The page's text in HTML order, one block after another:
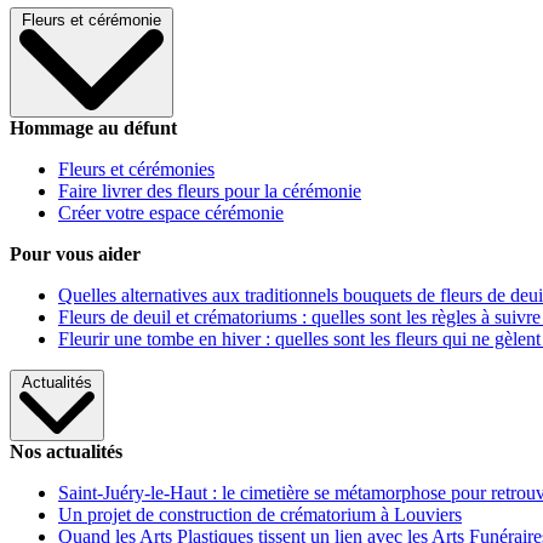
Fleurs et cérémonie
Hommage au défunt
Fleurs et cérémonies
Faire livrer des fleurs pour la cérémonie
Créer votre espace cérémonie
Pour vous aider
Quelles alternatives aux traditionnels bouquets de fleurs de
Fleurs de deuil et crématoriums : quelles sont les règles à
Fleurir une tombe en hiver : quelles sont les fleurs qui ne gèlent
Actualités
Nos actualités
Saint-Juéry-le-Haut : le cimetière se métamorphose pour
Un projet de construction de crématorium à Louviers
Quand les Arts Plastiques tissent un lien avec les Arts